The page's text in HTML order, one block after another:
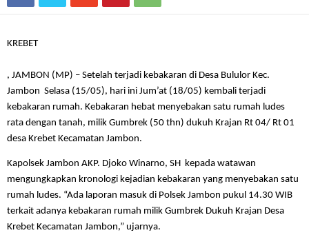
KREBET
, JAMBON (MP) – Setelah terjadi kebakaran di Desa Bululor Kec.
Jambon Selasa (15/05), hari ini Jum’at (18/05) kembali terjadi
kebakaran rumah. Kebakaran hebat menyebakan satu rumah ludes
rata dengan tanah, milik Gumbrek (50 thn) dukuh Krajan Rt 04/ Rt 01
desa Krebet Kecamatan Jambon.
Kapolsek Jambon AKP. Djoko Winarno, SH kepada watawan
mengungkapkan kronologi kejadian kebakaran yang menyebakan satu
rumah ludes. “Ada laporan masuk di Polsek Jambon pukul 14.30 WIB
terkait adanya kebakaran rumah milik Gumbrek Dukuh Krajan Desa
Krebet Kecamatan Jambon,” ujarnya.